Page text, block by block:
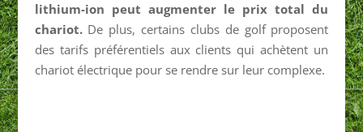
lithium-ion peut augmenter le prix total du
chariot. De plus, certains clubs de golf proposent
des tarifs préférentiels aux clients qui achètent un
chariot électrique pour se rendre sur leur complexe.